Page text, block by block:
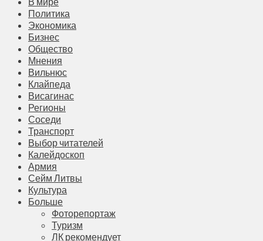
Политика
Экономика
Бизнес
Общество
Мнения
Вильнюс
Клайпеда
Висагинас
Регионы
Соседи
Транспорт
Выбор читателей
Калейдоскоп
Армия
Сейм Литвы
Культура
Больше
Фоторепортаж
Туризм
ЛК рекомендует